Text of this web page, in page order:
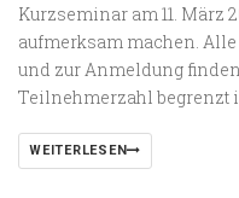
Kurzseminar am 11. März
aufmerksam machen.
und zur Anmeldung finden
Teilnehmerzahl begrenzt
WEITERLESEN